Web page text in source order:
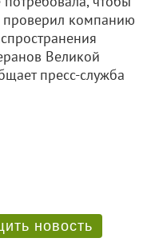
проверил компанию
Великой
пресс-служба
новость